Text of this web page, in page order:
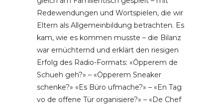
Redewendungen und Wortspielen, die wir
Eltern als Allgemeinbildung betrachten. Es
kam, wie es kommen musste – die Bilanz
war ernüchternd und erklärt den riesigen
Erfolg des Radio-Formats: «Öpperem de
Schueh geh?» – «Öpperem Sneaker
schenke?» «Es Büro ufmache?» – «En Tag
vo de offene Tür organisiere?» – «De Chef